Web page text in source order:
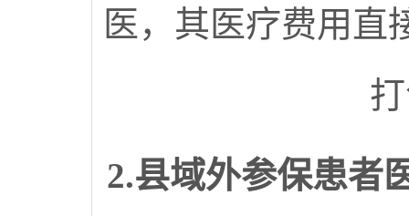
医，其医疗费用直
2.县域外参保患者